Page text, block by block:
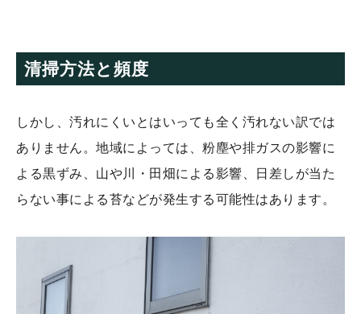
清掃方法と頻度
しかし、汚れにくいとはいっても全く汚れない訳では
ありません。地域によっては、粉塵や排ガスの影響に
よる黒ずみ、山や川・田畑による影響、日差しが当た
らない事による苔などが発生する可能性はあります。